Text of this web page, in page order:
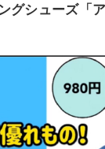
グシューズ「